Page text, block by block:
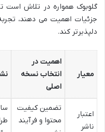
گلوبوک همواره در تلاش است
جزئیات اهمیت می دهند،
دلپذیرتر کند.
معیار
اهمیت در
انتخاب نسخه
اصلی
اعتبار
ناشر
تضمین کیفیت
محتوا و فرآیند